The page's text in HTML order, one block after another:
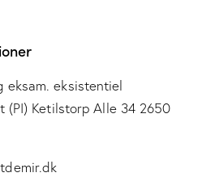
eksam. eksistentiel
(PI) Ketilstorp Alle 34 2650